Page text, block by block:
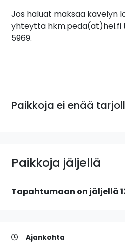
Jos haluat maksaa kävelyn
yhteyttä hkm.peda(at)hel.fi
5969.
Paikkoja ei enää
Paikkoja jäljellä
Tapahtumaan on jäljellä
Ajankohta